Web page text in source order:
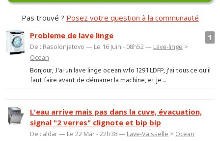
Pas trouvé ? Posez votre question à la communauté
1
Probleme de lave linge
De : Rasolonjatovo — Le 16 Juin - 08h52 — Lave-linge >
Ocean
Bonjour, J'ai un lave linge ocean wfo 1291 LDFP, j'ai tous ce qu'il
faut faire avant de démarrer la machine, et je ...
L'eau arrive mais pas dans la cuve, évacuation,
signal "2 verres" clignote et bip bip
De : aldar — Le 22 Mar - 22h38 — Lave-Vaisselle > Ocean